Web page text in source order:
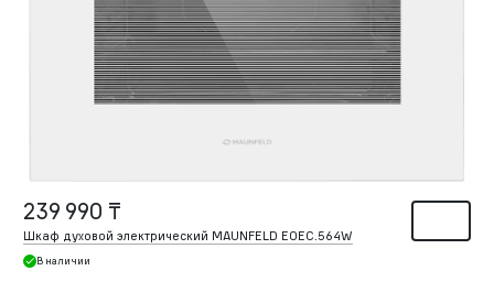
239 990 ₸
Шкаф духовой электрический MAUNFELD EOEC.564W
В наличии